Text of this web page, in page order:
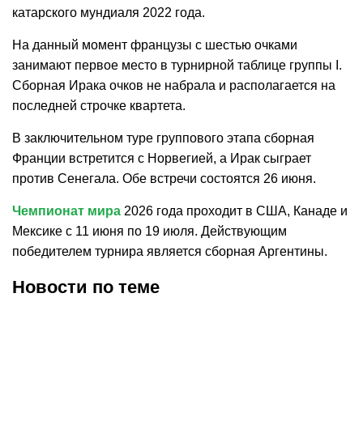
катарского мундиаля 2022 года.
На данный момент французы с шестью очками
занимают первое место в турнирной таблице группы I.
Сборная Ирака очков не набрала и располагается на
последней строчке квартета.
В заключительном туре группового этапа сборная
Франции встретится с Норвегией, а Ирак сыграет
против Сенегала. Обе встречи состоятся 26 июня.
Чемпионат мира 2026 года проходит в США, Канаде и
Мексике с 11 июня по 19 июля. Действующим
победителем турнира является сборная Аргентины.
Новости по теме